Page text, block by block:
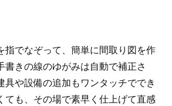
指でなぞって、簡単に間取り図を作
書きの線のゆがみは自動で補正さ
具や設備の追加もワンタッチででき
ても、その場で素早く仕上げて直感